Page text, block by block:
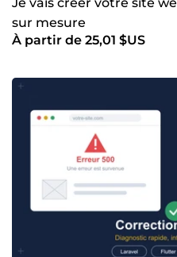
sur mesure
À partir de 25,01 $US